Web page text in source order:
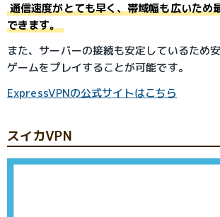
通信速度がとても早く、帯域幅も広いため
できます。
また、サーバーの接続も安定しているため
ゲームをプレイすることが可能です。
ExpressVPNの公式サイトはこちら
スイカVPN